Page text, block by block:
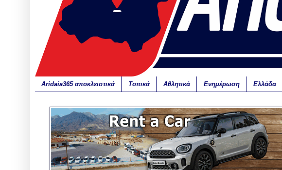
Aridaia365 αποκλειστικά Τοπικά Αθλητικά Ενημέρωση Ελλάδα